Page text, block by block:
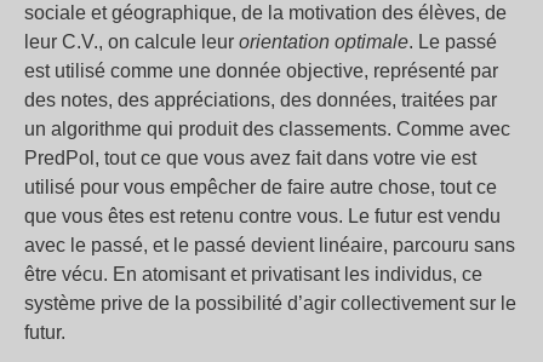
sociale et géographique, de la motivation des élèves, de
leur C.V., on calcule leur orientation optimale. Le passé
est utilisé comme une donnée objective, représenté par
des notes, des appréciations, des données, traitées par
un algorithme qui produit des classements. Comme avec
PredPol, tout ce que vous avez fait dans votre vie est
utilisé pour vous empêcher de faire autre chose, tout ce
que vous êtes est retenu contre vous. Le futur est vendu
avec le passé, et le passé devient linéaire, parcouru sans
être vécu. En atomisant et privatisant les individus, ce
système prive de la possibilité d’agir collectivement sur le
futur.